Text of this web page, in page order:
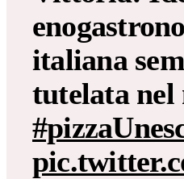
italiana
tutelata nel